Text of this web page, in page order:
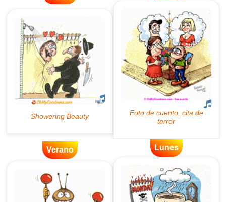
Verano Lunes